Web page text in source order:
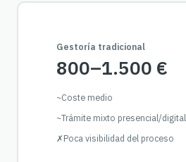
Gestoría tradicional
800–1.500 €
~Coste medio
~Trámite mixto presencial/digital
✗Poca visibilidad del proceso